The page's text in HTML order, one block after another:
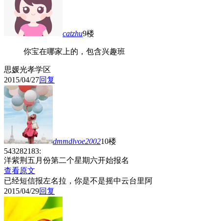
catzhu9楼
你宝在哪家上的，包含兴趣班
思媛光孝学区
2015/04/27回复
dmmdlvoe200210楼
543282183:
洋紫荆五月份第二个星期六开始报名
查看原文
已经短信报左名拉，你是不是摇中云台里阿
2015/04/29回复